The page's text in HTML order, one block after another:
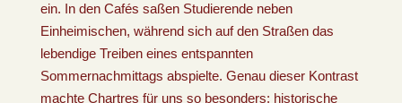
ein. In den Cafés saßen Studierende neben
Einheimischen, während sich auf den Straßen das
lebendige Treiben eines entspannten
Sommernachmittags abspielte. Genau dieser Kontrast
machte Chartres für uns so besonders: historische